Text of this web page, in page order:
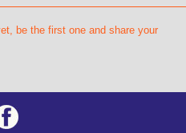
be the first one and share your